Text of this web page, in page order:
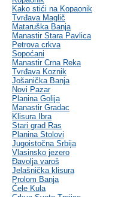
Kako stići na Kopaonik
Tvrđava Maglič
Mataruška Banja
Manastir Stara Pavlica
Petrova crkva
Sopoćani
Manastir Crna Reka
Tvrđava Koznik
Jošanička Banja
Novi Pazar
Planina Golija
Manastir Gradac
Klisura Ibra
Stari grad Ras
Planina Stolovi
Jugoistočna Srbija
Vlasinsko jezero
Đavolja varoš
Jelašnička klisura
Prolom Banja
Ćele Kula